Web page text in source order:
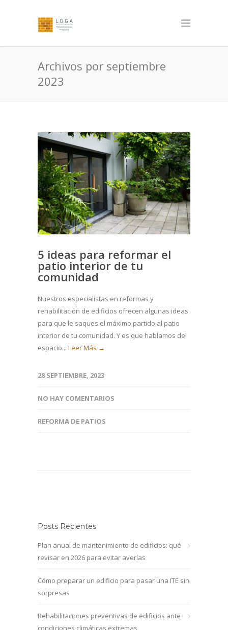
Archivos por septiembre
2023
5 ideas para reformar el
patio interior de tu
comunidad
Nuestros especialistas en reformas y
rehabilitación de edificios ofrecen algunas ideas
para que le saques el máximo partido al patio
interior de tu comunidad. Y es que hablamos del
espacio... Leer Más →
28 SEPTIEMBRE, 2023
NO HAY COMENTARIOS
REFORMA DE PATIOS
Posts Recientes
Plan anual de mantenimiento de edificios: qué
revisar en 2026 para evitar averías
Cómo preparar un edificio para pasar una ITE sin
sorpresas
Rehabilitaciones preventivas de edificios ante
condiciones climáticas extremas